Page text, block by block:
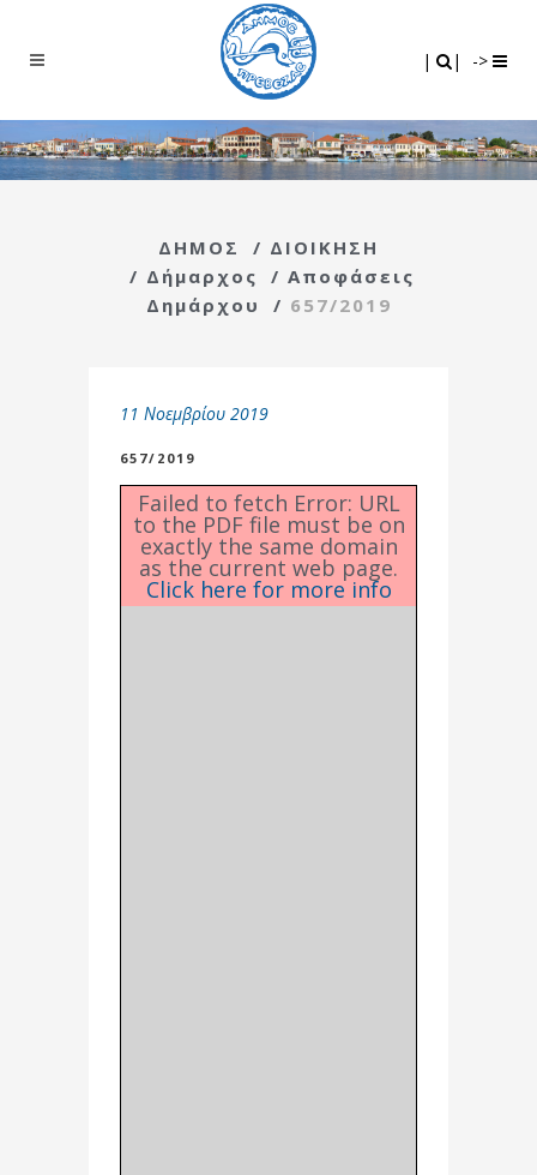
| | ->
ΔΗΜΟΣ / ΔΙΟΙΚΗΣΗ
/ Δήμαρχος / Αποφάσεις
Δημάρχου
/ 657/2019
11 Νοεμβρίου 2019
657/2019
Failed to fetch Error: URL
to the PDF file must be on
exactly the same domain
as the current web page.
Click here for more info